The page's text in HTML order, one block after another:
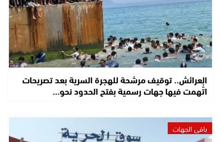
العرائش.. توقيف مرشحة للهجرة السرية بعد تصريحات
اتُّهمت فيها جهات رسمية بفتح الحدود نحو…
باقي الجهات